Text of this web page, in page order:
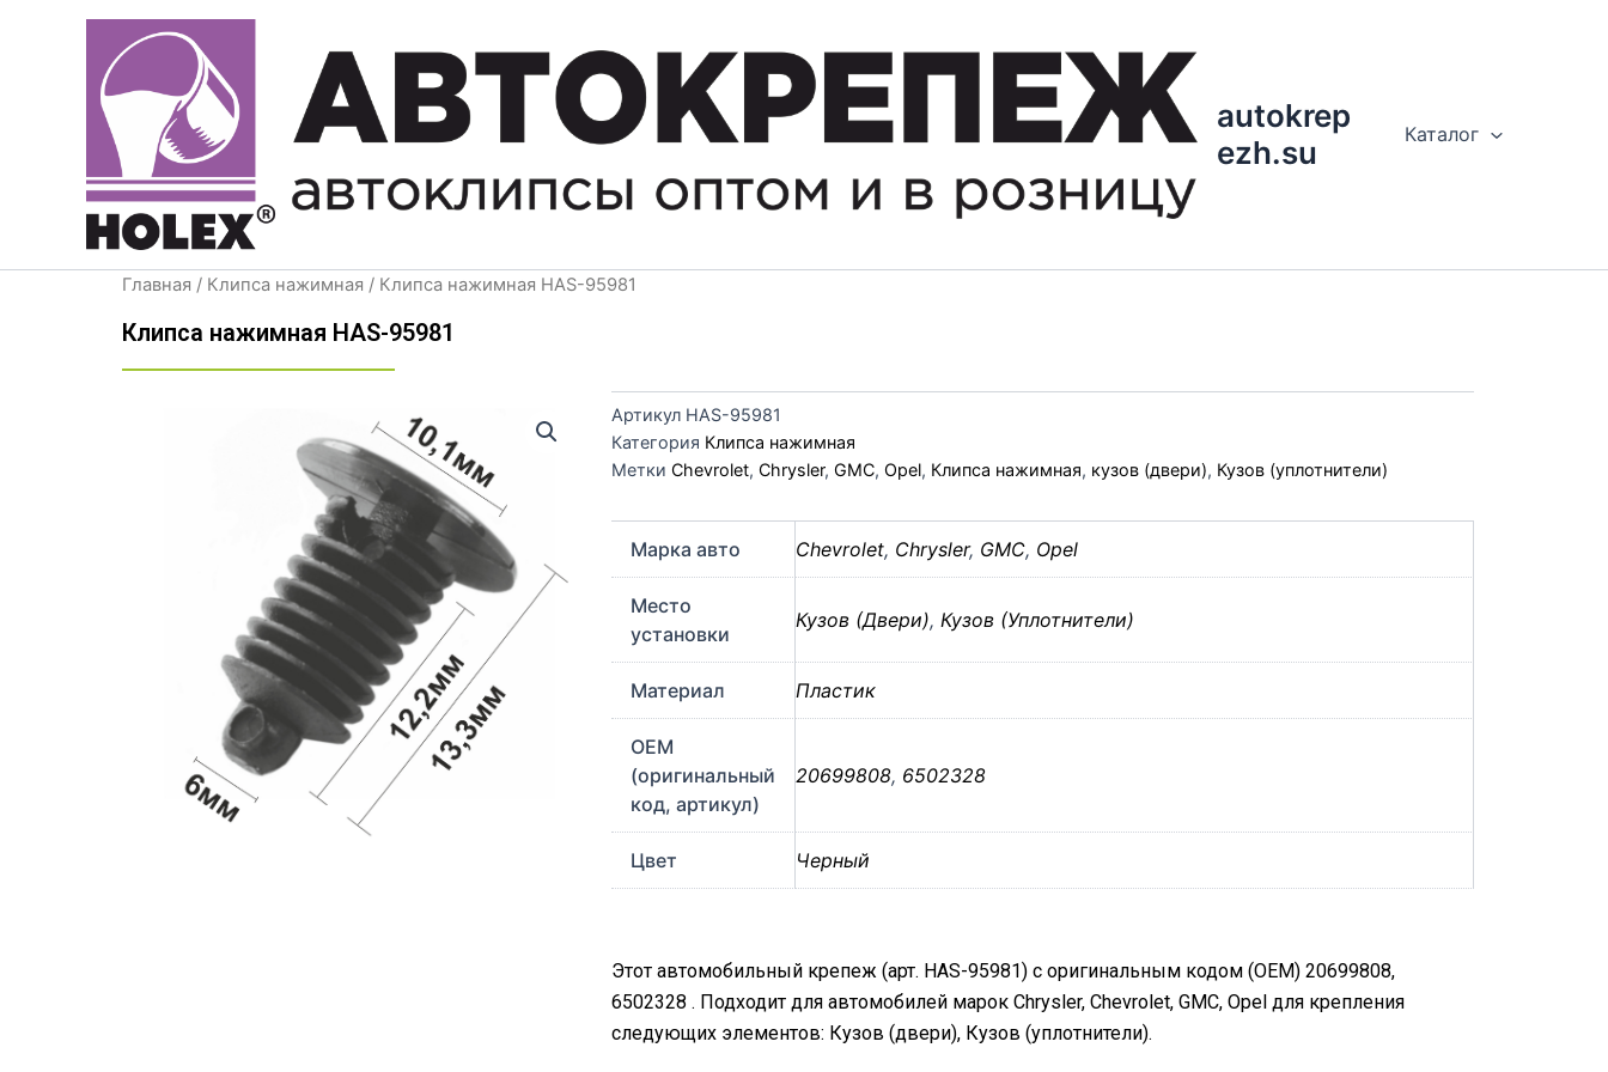
содержимому
autokrep
ezh.su
Каталог
Главная / Клипса нажимная / Клипса нажимная HAS-95981
Клипса нажимная HAS-95981
Артикул HAS-95981
Категория Клипса нажимная
Метки Chevrolet, Chrysler, GMC, Opel, Клипса нажимная, кузов (двери), Кузов (уплотнители)
Марка авто Chevrolet, Chrysler, GMC, Opel
Место
установки
Кузов (Двери), Кузов (Уплотнители)
Материал Пластик
OEM
(оригинальный
код, артикул)
20699808, 6502328
Цвет Черный
Этот автомобильный крепеж (арт. HAS-95981) с оригинальным кодом (OEM) 20699808,
6502328 . Подходит для автомобилей марок Chrysler, Chevrolet, GMC, Opel для крепления
следующих элементов: Кузов (двери), Кузов (уплотнители).